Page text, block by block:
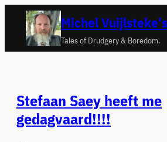
naar
Michel
Tales of Drudgery & Boredom.
Stefaan Saey heeft me
gedagvaard!!!!